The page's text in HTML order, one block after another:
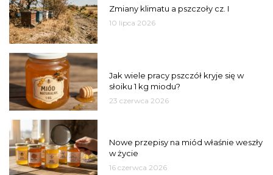
Zmiany klimatu a pszczoły cz. I
10 lipca 2026
Jak wiele pracy pszczół kryje się w
słoiku 1 kg miodu?
23 czerwca 2026
Nowe przepisy na miód właśnie weszły
w życie
16 czerwca 2026